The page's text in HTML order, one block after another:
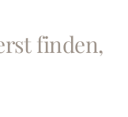
finden,